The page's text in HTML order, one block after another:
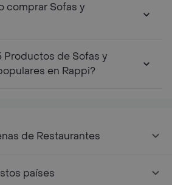
comprar Sofas y
Productos de Sofas y
en Rappi?
de Restaurantes
países